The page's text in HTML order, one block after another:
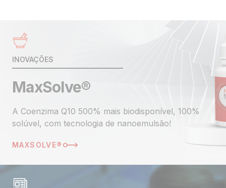
Inovações
Todos os produtos
Academy
INOVAÇÕES
MaxSolve®
A Coenzima Q10 500% mais biodisponível, 100%
solúvel, com tecnologia de nanoemulsão!
MAXSOLVE®